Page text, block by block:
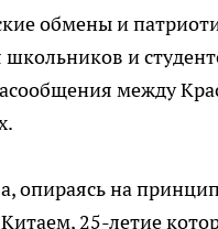
обмены и
и
между
опираясь на
25-летие